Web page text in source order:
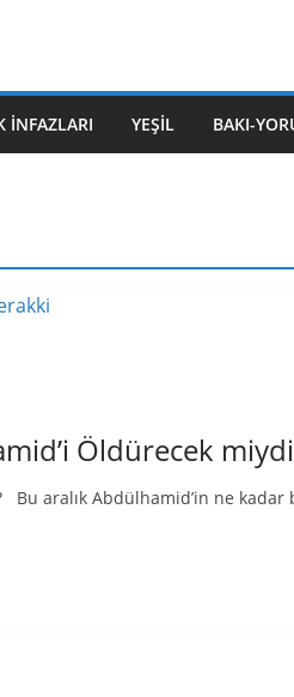
İNFAZLARI YEŞIL BAKI-
Öldürecek
Bu aralık Abdülhamid’in ne kadar